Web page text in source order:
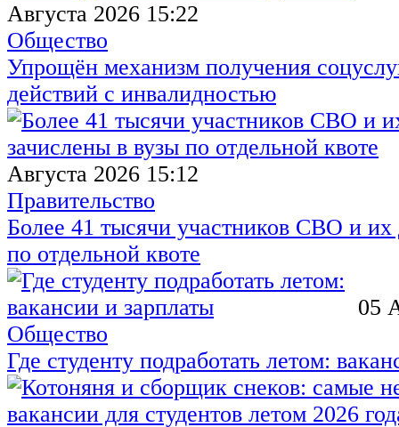
Августа 2026 15:22
Общество
Упрощён механизм получения
действий с инвалидностью
Августа 2026 15:12
Правительство
Более 41 тысячи участников СВО и их
по отдельной квоте
05
Общество
Где студенту подработать летом: